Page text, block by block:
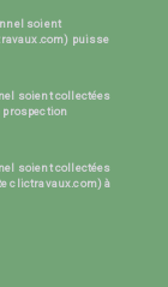
soient
puisse
soient collectées
prospection
soient collectées
clictravaux.com) à